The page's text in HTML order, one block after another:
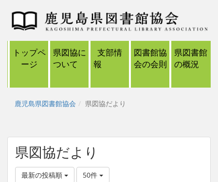
トップペ
ージ
県図協に
ついて
支部情
報
図書館協
会の会則
県図書館
の概況
鹿児島県図書館協会 県図協だより
県図協だより
最新の投稿順 50件